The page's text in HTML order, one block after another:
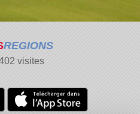
REGIONS
visites